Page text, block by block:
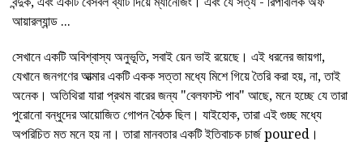
আয়ারল্যান্ড ...
সেখানে একটি অবিশ্বাস্য অনুভূতি, সবাই য়েন ভাই রয়েছে। এই ধরনের জায়গা,
যেখানে জনগণের আত্মার একটি একক সত্তা মধ্যে মিশে গিয়ে তৈরি করা হয়, না, তাই
অনেক। অতিথিরা যারা প্রথম বারের জন্য "বেলফাস্ট পাব" আছে, মনে হচ্ছে যে তারা
পুরোনো বন্ধুদের আয়োজিত গোপন বৈঠক ছিল। যাইহোক, তারা এই গুচ্ছ মধ্যে
অপরিচিত মত মনে হয় না। তারা মানবতার একটি ইতিবাচক চার্জ poured।